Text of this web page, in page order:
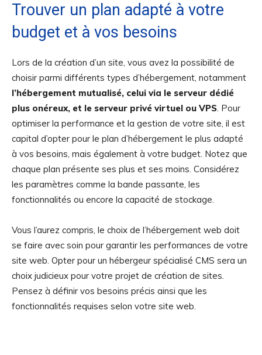
Trouver un plan adapté à votre
budget et à vos besoins
Lors de la création d’un site, vous avez la possibilité de
choisir parmi différents types d’hébergement, notamment
l’hébergement mutualisé, celui via le serveur dédié
plus onéreux, et le serveur privé virtuel ou VPS. Pour
optimiser la performance et la gestion de votre site, il est
capital d’opter pour le plan d’hébergement le plus adapté
à vos besoins, mais également à votre budget. Notez que
chaque plan présente ses plus et ses moins. Considérez
les paramètres comme la bande passante, les
fonctionnalités ou encore la capacité de stockage.
Vous l’aurez compris, le choix de l’hébergement web doit
se faire avec soin pour garantir les performances de votre
site web. Opter pour un hébergeur spécialisé CMS sera un
choix judicieux pour votre projet de création de sites.
Pensez à définir vos besoins précis ainsi que les
fonctionnalités requises selon votre site web.